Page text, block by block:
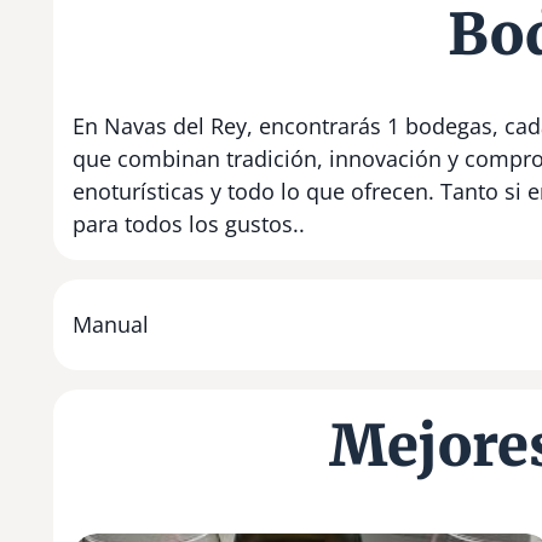
En Navas del Rey, encontrarás 1 bodegas,
que combinan tradición, innovación y
enoturísticas y todo lo que ofrecen. Tanto si
para todos los gustos..
Manual